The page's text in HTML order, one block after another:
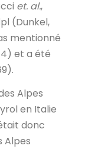
et. al.,
(Dunkel,
mentionné
et a été
Alpes
en Italie
donc
Alpes